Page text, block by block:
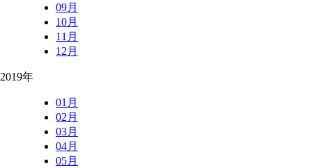
09月
10月
11月
12月
2019年
01月
02月
03月
04月
05月